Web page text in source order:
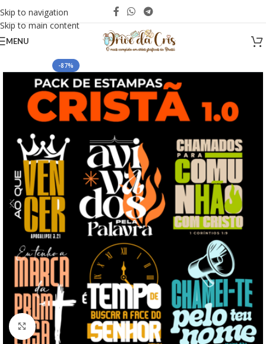
Skip to navigation
Skip to main content
MENU
-87%
Click to enlarge